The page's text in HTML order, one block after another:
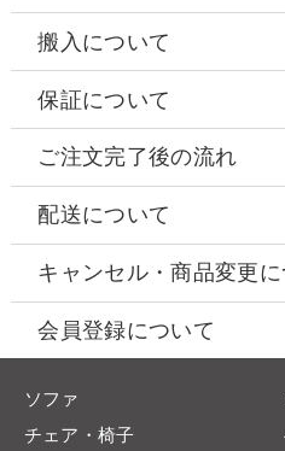
搬入について
保証について
ご注文完了後の流れ
配送について
キャンセル・商品変更に
会員登録について
ソファ
チェア・椅子